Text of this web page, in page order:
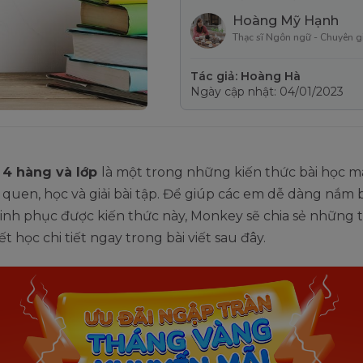
Hoàng Mỹ Hạnh
Thạc sĩ Ngôn ngữ - Chuyên
Tác giả: Hoàng Hà
Ngày cập nhật: 04/01/2023
hàng và lớp là một trong những kiến thức bài học
học và giải bài tập. Để giúp các em dễ dàng nắm
phục được kiến thức này, Monkey sẽ chia sẻ những
học chi tiết ngay trong bài viết sau đây.